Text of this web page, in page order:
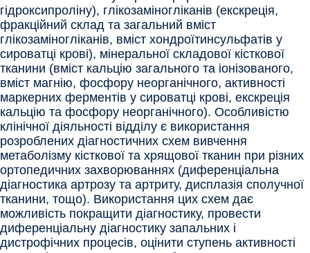
гідроксипроліну), глікозаміногліканів (екскреція,
фракційний склад та загальний вміст
глікозаміногліканів, вміст хондроїтинсульфатів у
сироватці крові), мінеральної складової кісткової
тканини (вміст кальцію загального та іонізованого,
вміст магнію, фосфору неорганічного, активності
маркерних ферментів у сироватці крові, екскреція
кальцію та фосфору неорганічного). Особливістю
клінічної діяльності відділу є використання
розроблених діагностичних схем вивчення
метаболізму кісткової та хрящової тканин при різних
ортопедичних захворюваннях (диференціальна
діагностика артрозу та артриту, дисплазія сполучної
тканини, тощо). Використання цих схем дає
можливість покращити діагностику, провести
диференціальну діагностику запальних і
дистрофічних процесів, оцінити ступень активності